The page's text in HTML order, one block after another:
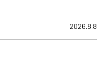
2026.8.8